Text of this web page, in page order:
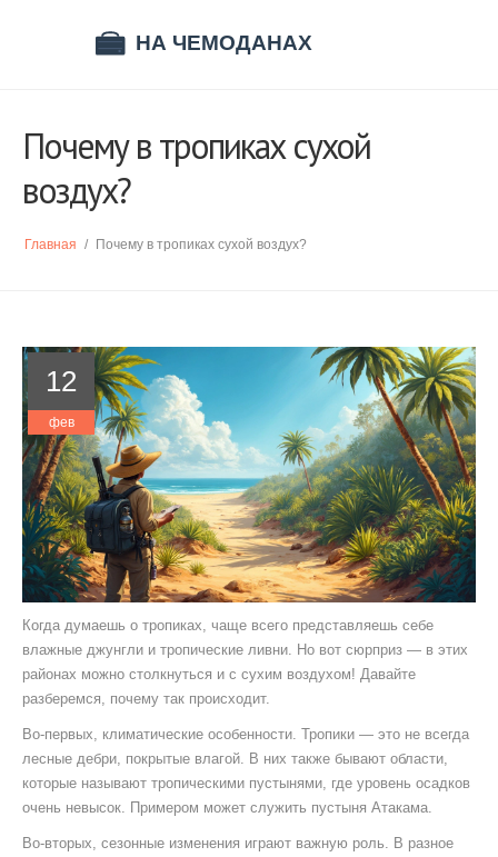
Почему в тропиках сухой
воздух?
Главная / Почему в тропиках сухой воздух?
12
фев
Когда думаешь о тропиках, чаще всего представляешь себе
влажные джунгли и тропические ливни. Но вот сюрприз — в этих
районах можно столкнуться и с сухим воздухом! Давайте
разберемся, почему так происходит.
Во-первых, климатические особенности. Тропики — это не всегда
лесные дебри, покрытые влагой. В них также бывают области,
которые называют тропическими пустынями, где уровень осадков
очень невысок. Примером может служить пустыня Атакама.
Во-вторых, сезонные изменения играют важную роль. В разное